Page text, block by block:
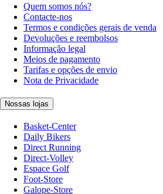
Quem somos nós?
Contacte-nos
Termos e condições gerais de venda
Devoluções e reembolsos
Informação legal
Meios de pagamento
Tarifas e opções de envio
Nota de Privacidade
Nossas lojas
Basket-Center
Daily Bikers
Direct Running
Direct-Volley
Espace Golf
Foot-Store
Galope-Store